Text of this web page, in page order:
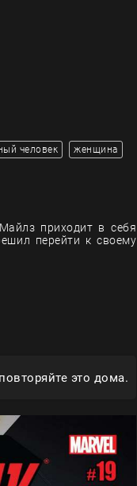
человек женщина
приходит в себя
перейти к своему
это дома.